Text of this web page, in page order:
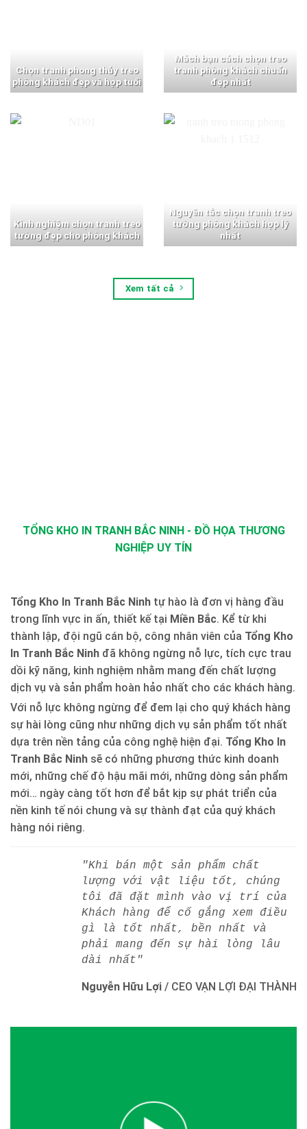
Chọn tranh phong thủy treo
phòng khách đẹp và hợp tuổi
Mách bạn cách chọn treo
tranh phòng khách chuẩn
đẹp nhất
Kinh nghiệm chọn tranh treo
tường đẹp cho phòng khách
Nguyên tắc chọn tranh treo
tường phòng khách hợp lý
nhất
Xem tất cả
TỔNG KHO IN TRANH BẮC NINH - ĐỒ HỌA THƯƠNG
NGHIỆP UY TÍN
Tổng Kho In Tranh Bắc Ninh tự hào là đơn vị hàng đầu
trong lĩnh vực in ấn, thiết kế tại Miền Bắc. Kể từ khi
thành lập, đội ngũ cán bộ, công nhân viên của Tổng Kho
In Tranh Bắc Ninh đã không ngừng nỗ lực, tích cực trau
dồi kỹ năng, kinh nghiệm nhằm mang đến chất lượng
dịch vụ và sản phẩm hoàn hảo nhất cho các khách hàng.
Với nỗ lực không ngừng để đem lại cho quý khách hàng
sự hài lòng cũng như những dịch vụ sản phẩm tốt nhất
dựa trên nền tảng của công nghệ hiện đại. Tổng Kho In
Tranh Bắc Ninh sẽ có những phương thức kinh doanh
mới, những chế độ hậu mãi mới, những dòng sản phẩm
mới… ngày càng tốt hơn để bắt kịp sự phát triển của
nền kinh tế nói chung và sự thành đạt của quý khách
hàng nói riêng.
"Khi bán một sản phẩm chất
lượng với vật liệu tốt, chúng
tôi đã đặt mình vào vị trí của
Khách hàng để cố gắng xem điều
gì là tốt nhất, bền nhất và
phải mang đến sự hài lòng lâu
dài nhất"
Nguyễn Hữu Lợi / CEO VẠN LỢI ĐẠI THÀNH